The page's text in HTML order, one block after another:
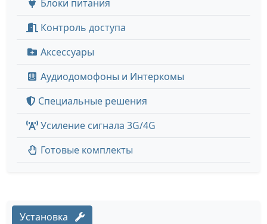
Блоки питания
Контроль доступа
Аксессуары
Аудиодомофоны и Интеркомы
Специальные решения
Усиление сигнала 3G/4G
Готовые комплекты
Установка